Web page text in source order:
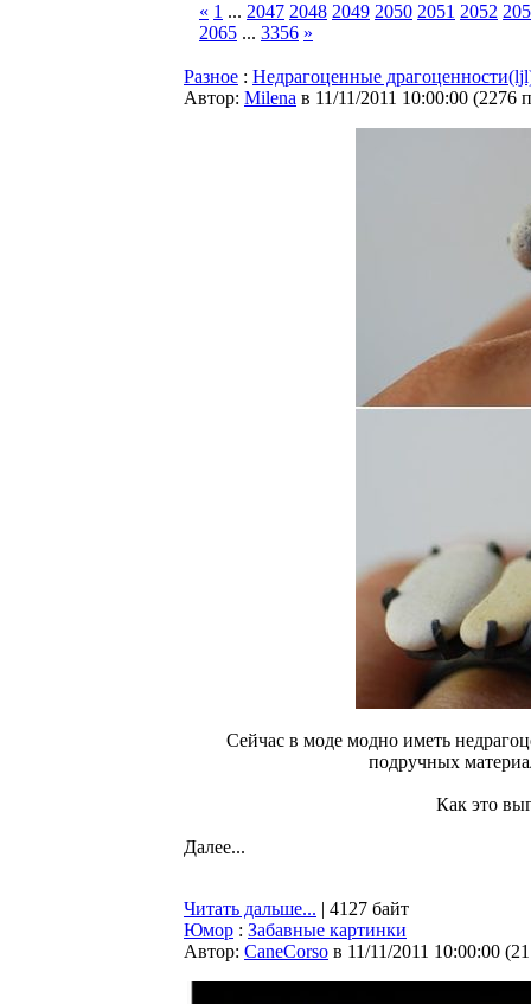
« 1 ... 2047 2048 2049 2050 2051 2052
2065 ... 3356 »
Разное : Недрагоценные
Автор: Milena в 11/11/2011 10:00:00 (2276
Сейчас в моде модно иметь
подручных
Как это
Далее...
Читать дальше... | 4127 байт
Юмор : Забавные картинки
Автор: CaneCorso в 11/11/2011 10:00:00 (